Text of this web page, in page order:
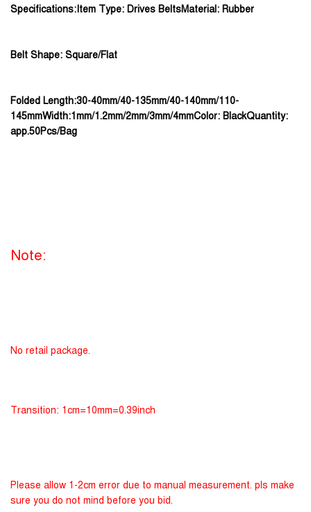
Specifications:Item Type: Drives BeltsMaterial: Rubber
Belt Shape: Square/Flat
Folded Length:30-40mm/40-135mm/40-140mm/110-
145mmWidth:1mm/1.2mm/2mm/3mm/4mmColor: BlackQuantity:
app.50Pcs/Bag
Note:
No retail package.
Transition: 1cm=10mm=0.39inch
Please allow 1-2cm error due to manual measurement. pls make
sure you do not mind before you bid.